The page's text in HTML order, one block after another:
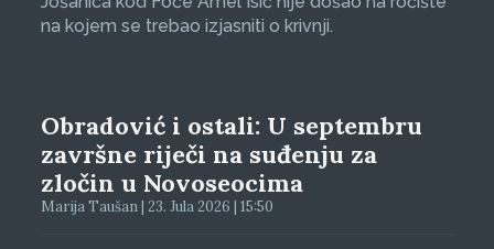
na kojem se trebao izjasniti o krivnji.
Obradović i ostali: U septembru
završne riječi na suđenju za
zločin u Novoseocima
Marija Taušan | 23. Jula 2026 | 15:50